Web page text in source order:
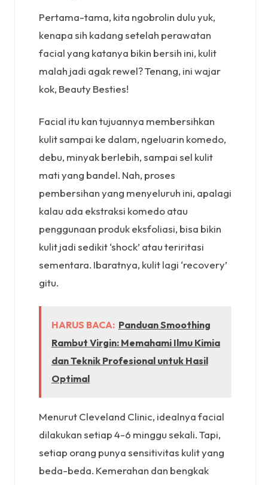
Pertama-tama, kita ngobrolin dulu yuk,
kenapa sih kadang setelah perawatan
facial yang katanya bikin bersih ini, kulit
malah jadi agak rewel? Tenang, ini wajar
kok, Beauty Besties!
Facial itu kan tujuannya membersihkan
kulit sampai ke dalam, ngeluarin komedo,
debu, minyak berlebih, sampai sel kulit
mati yang bandel. Nah, proses
pembersihan yang menyeluruh ini, apalagi
kalau ada ekstraksi komedo atau
penggunaan produk eksfoliasi, bisa bikin
kulit jadi sedikit ‘shock’ atau teriritasi
sementara. Ibaratnya, kulit lagi ‘recovery’
gitu.
HARUS BACA: Panduan Smoothing
Rambut Virgin: Memahami Ilmu Kimia
dan Teknik Profesional untuk Hasil
Optimal
Menurut Cleveland Clinic, idealnya facial
dilakukan setiap 4-6 minggu sekali. Tapi,
setiap orang punya sensitivitas kulit yang
beda-beda. Kemerahan dan bengkak